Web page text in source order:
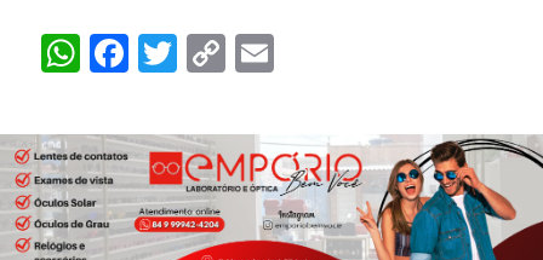
W
ts
A
pp
Fa
bo
ok
T
tt
er
C
y
Li
nk
ail